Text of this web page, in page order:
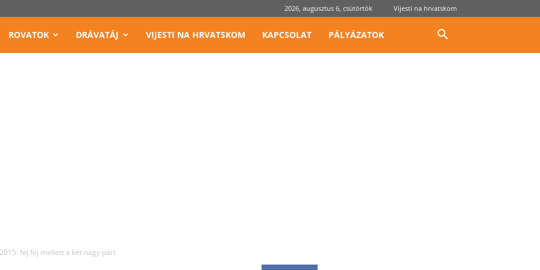
2026, augusztus 6, csütörtök Vijesti na hrvatskom
ROVATOK DRÁVATÁJ VIJESTI NA HRVATSKOM KAPCSOLAT PÁLYÁZATOK
fej fej mellett a két nagy párt